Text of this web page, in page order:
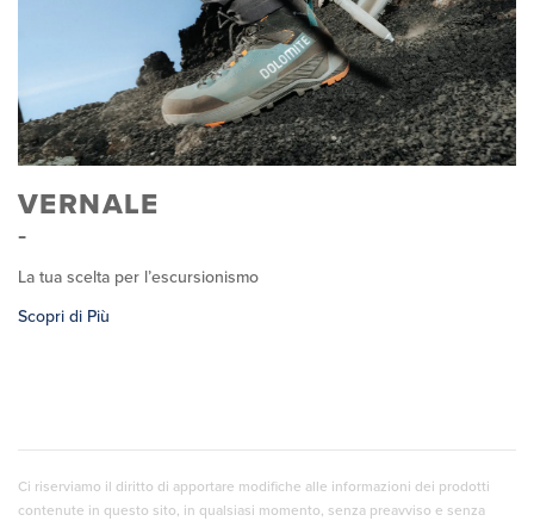
VERNALE
La tua scelta per l’escursionismo
Scopri di Più
Ci riserviamo il diritto di apportare modifiche alle informazioni dei prodotti
contenute in questo sito, in qualsiasi momento, senza preavviso e senza